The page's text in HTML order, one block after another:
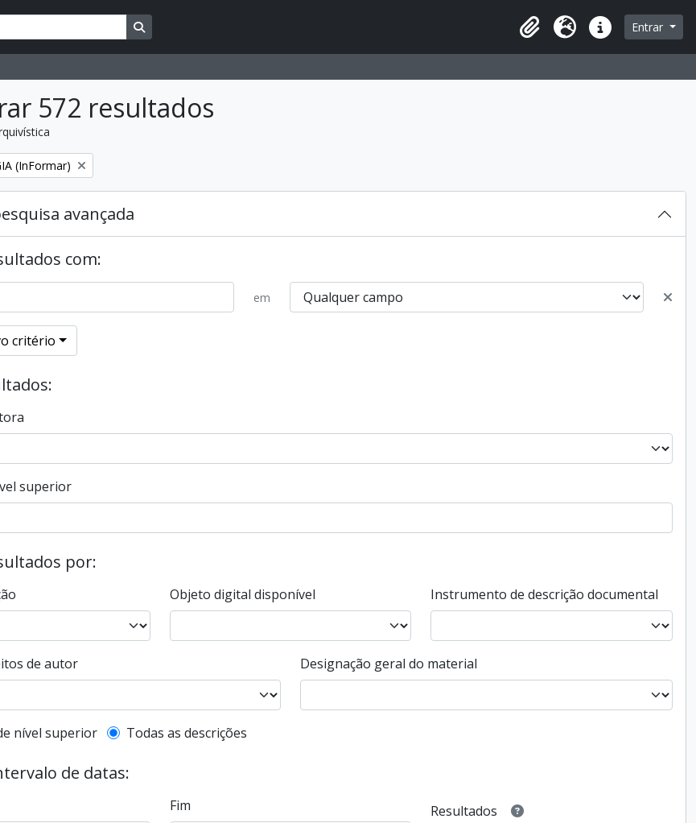
Busque na página de navegação
Área de transferência
Idioma Ligações rápidas
Entrar
572 resultados
filtro:
(InFormar)
avançada
com:
em
critério
superior
por:
Objeto digital disponível Instrumento de descrição documental
de autor Designação geral do material
de nível superior
nível superior Todas as descrições
de datas:
Fim
Resultados